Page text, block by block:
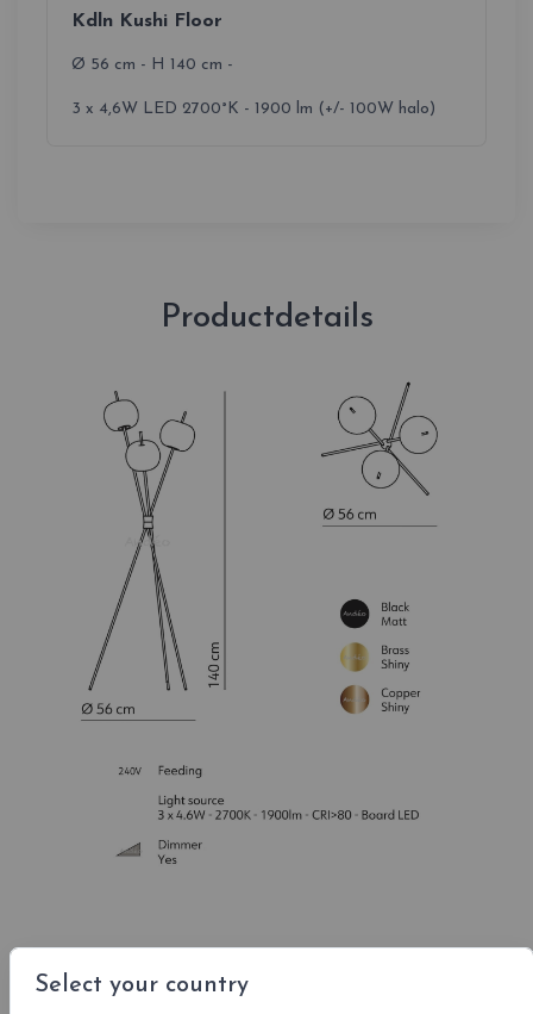
Select your country
Kdln Kushi Floor
Ø 56 cm - H 140 cm -
3 x 4,6W LED 2700°K - 1900 lm (+/- 100W halo)
Productdetails